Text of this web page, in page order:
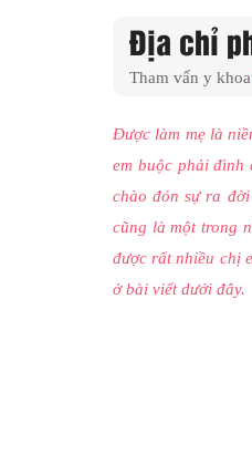
Địa chỉ
Tham vấn y
Được làm mẹ là
em buộc phải đình
chào đón sự ra
cũng là một trong
được rất nhiều chị
ở bài viết dưới đây.